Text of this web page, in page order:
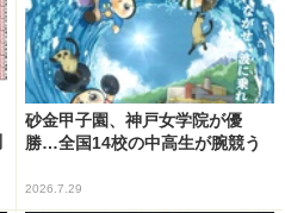
砂金甲子園、神戸女学院が優
勝…全国14校の中高生が腕競う
2026.7.29